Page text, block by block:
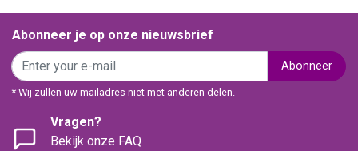
Abonneer je op onze nieuwsbrief
Abonneer
* Wij zullen uw mailadres niet met anderen delen.
Vragen?
Bekijk onze FAQ